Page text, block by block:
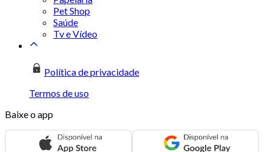
Pet Shop
Saúde
Tv e Vídeo
Política de privacidade
Termos de uso
Baixe o app